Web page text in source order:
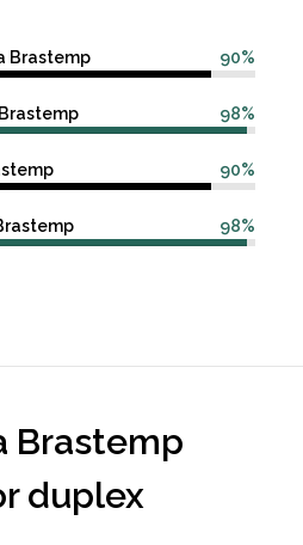
90%
Brastemp
98%
90%
98%
Brastemp
duplex